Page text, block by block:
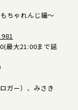
ちゃれんじ編～
最大21:00まで延
ガー）、みさき